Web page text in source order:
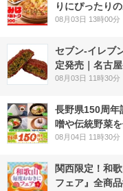
りにぴったり
08月03日 13時00分
セブン-イレブ
定発売｜名古
08月03日 11時30分
長野県150周
噌や伝統野菜
08月04日 11時30分
関西限定！和
フェア』全商